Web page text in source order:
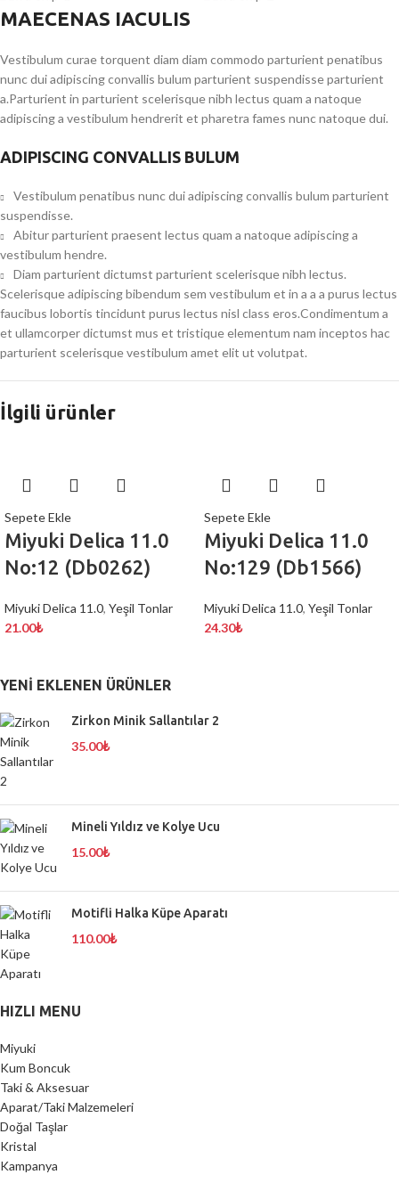
MAECENAS IACULIS
Vestibulum curae torquent diam diam commodo parturient penatibus
nunc dui adipiscing convallis bulum parturient suspendisse parturient
a.Parturient in parturient scelerisque nibh lectus quam a natoque
adipiscing a vestibulum hendrerit et pharetra fames nunc natoque dui.
ADIPISCING CONVALLIS BULUM
Vestibulum penatibus nunc dui adipiscing convallis bulum parturient
suspendisse.
Abitur parturient praesent lectus quam a natoque adipiscing a
vestibulum hendre.
Diam parturient dictumst parturient scelerisque nibh lectus.
Scelerisque adipiscing bibendum sem vestibulum et in a a a purus lectus
faucibus lobortis tincidunt purus lectus nisl class eros.Condimentum a
et ullamcorper dictumst mus et tristique elementum nam inceptos hac
parturient scelerisque vestibulum amet elit ut volutpat.
İlgili ürünler
Sepete Ekle
Miyuki Delica 11.0
No:12 (Db0262)
Miyuki Delica 11.0, Yeşil Tonlar
21.00₺
Sepete Ekle
Miyuki Delica 11.0
No:129 (Db1566)
Miyuki Delica 11.0, Yeşil Tonlar
24.30₺
YENI EKLENEN ÜRÜNLER
Zirkon Minik Sallantılar 2
35.00₺
Mineli Yıldız ve Kolye Ucu
15.00₺
Motifli Halka Küpe Aparatı
110.00₺
HIZLI MENU
Miyuki
Kum Boncuk
Taki & Aksesuar
Aparat/Taki Malzemeleri
Doğal Taşlar
Kristal
Kampanya